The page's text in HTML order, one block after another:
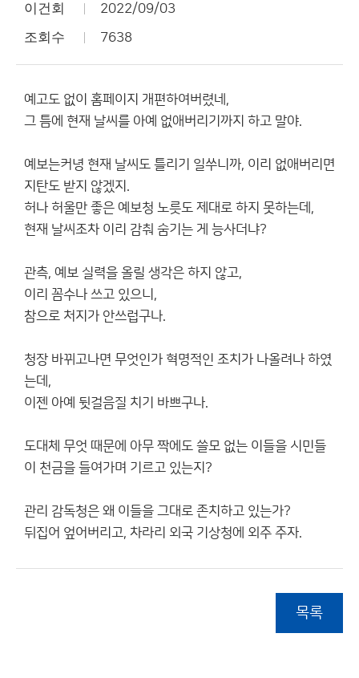
이건회 2022/09/03
조회수 7638
예고도 없이 홈페이지 개편하여버렸네,
그 틈에 현재 날씨를 아예 없애버리기까지 하고 말야.
예보는커녕 현재 날씨도 틀리기 일쑤니까, 이리 없애버리면
지탄도 받지 않겠지.
허나 허울만 좋은 예보청 노릇도 제대로 하지 못하는데,
현재 날씨조차 이리 감춰 숨기는 게 능사더냐?
관측, 예보 실력을 올릴 생각은 하지 않고,
이리 꼼수나 쓰고 있으니,
참으로 처지가 안쓰럽구나.
청장 바뀌고나면 무엇인가 혁명적인 조치가 나올려나 하였
는데,
이젠 아예 뒷걸음질 치기 바쁘구나.
도대체 무엇 때문에 아무 짝에도 쓸모 없는 이들을 시민들
이 천금을 들여가며 기르고 있는지?
관리 감독청은 왜 이들을 그대로 존치하고 있는가?
뒤집어 엎어버리고, 차라리 외국 기상청에 외주 주자.
목록